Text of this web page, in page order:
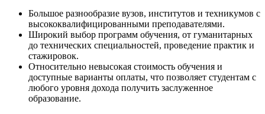
Большое разнообразие вузов, институтов и техникумов с
высококвалифицированными преподавателями.
Широкий выбор программ обучения, от гуманитарных
до технических специальностей, проведение практик и
стажировок.
Относительно невысокая стоимость обучения и
доступные варианты оплаты, что позволяет студентам с
любого уровня дохода получить заслуженное
образование.